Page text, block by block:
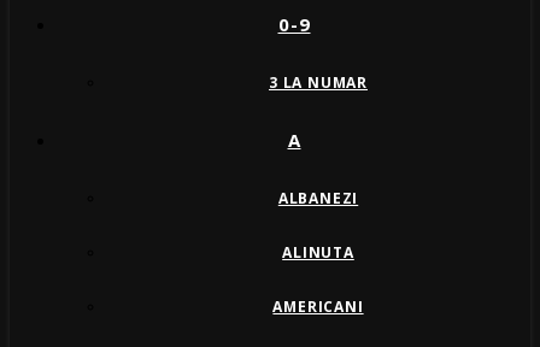
0-9
3 LA NUMAR
A
ALBANEZI
ALINUTA
AMERICANI